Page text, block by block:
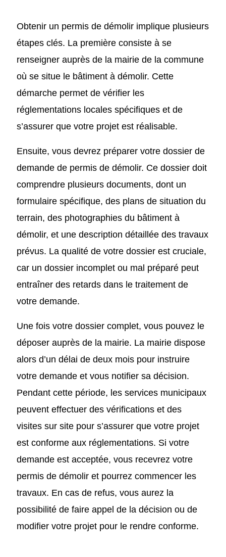
Obtenir un permis de démolir implique plusieurs
étapes clés. La première consiste à se
renseigner auprès de la mairie de la commune
où se situe le bâtiment à démolir. Cette
démarche permet de vérifier les
réglementations locales spécifiques et de
s’assurer que votre projet est réalisable.
Ensuite, vous devrez préparer votre dossier de
demande de permis de démolir. Ce dossier doit
comprendre plusieurs documents, dont un
formulaire spécifique, des plans de situation du
terrain, des photographies du bâtiment à
démolir, et une description détaillée des travaux
prévus. La qualité de votre dossier est cruciale,
car un dossier incomplet ou mal préparé peut
entraîner des retards dans le traitement de
votre demande.
Une fois votre dossier complet, vous pouvez le
déposer auprès de la mairie. La mairie dispose
alors d’un délai de deux mois pour instruire
votre demande et vous notifier sa décision.
Pendant cette période, les services municipaux
peuvent effectuer des vérifications et des
visites sur site pour s’assurer que votre projet
est conforme aux réglementations. Si votre
demande est acceptée, vous recevrez votre
permis de démolir et pourrez commencer les
travaux. En cas de refus, vous aurez la
possibilité de faire appel de la décision ou de
modifier votre projet pour le rendre conforme.